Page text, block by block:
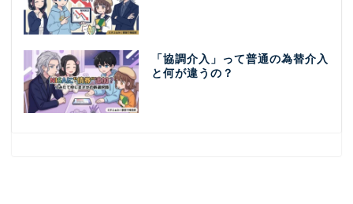
「協調介入」って普通の為替介入
と何が違うの？